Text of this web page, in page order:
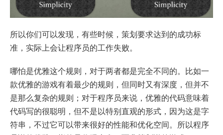
所以你们可以发现，有些时候，策划要求达到的成功标
准，实际上会让程序员的工作失败。
哪怕是优雅这个规则，对于两者都是完全不同的。比如一
款优雅的游戏有着最少的规则，但同时又有深度，但并不
是那么复杂的规则；对于程序员来说，优雅的代码意味着
代码写的很聪明，但不是以特别直观的形式，因为这是字
符串，不过它可以带来很好的性能和优化空间。所以程序